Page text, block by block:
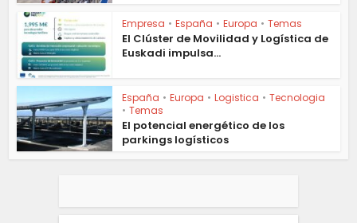
Empresa • España • Europa • Temas
El Clúster de Movilidad y Logística de
Euskadi impulsa...
España • Europa • Logistica • Tecnologia
• Temas
El potencial energético de los
parkings logísticos